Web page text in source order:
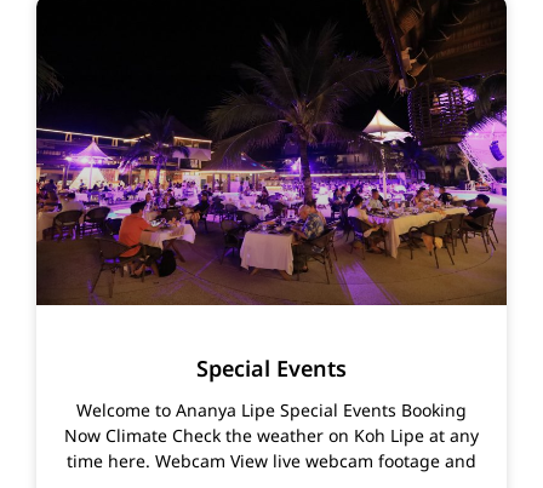
Special Events
Welcome to Ananya Lipe Special Events Booking
Now Climate Check the weather on Koh Lipe at any
time here. Webcam View live webcam footage and